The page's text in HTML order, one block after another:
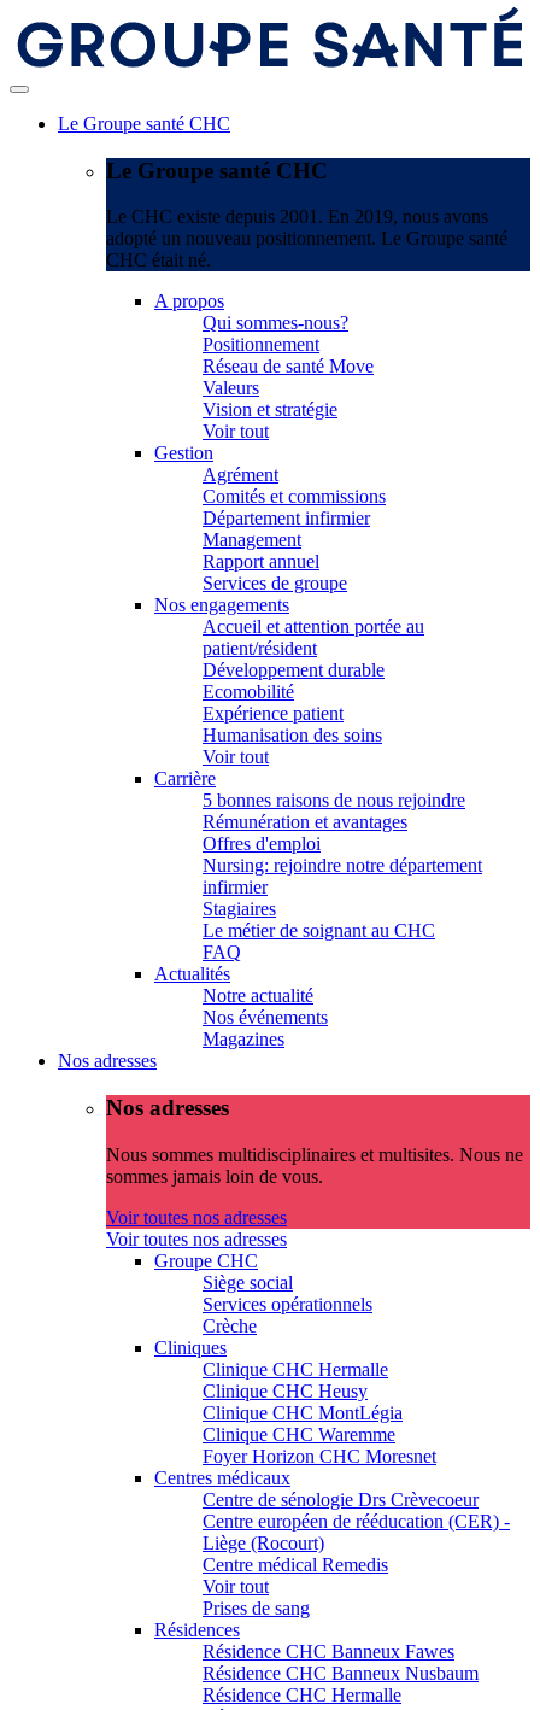
Le Groupe santé CHC
Le Groupe santé CHC
Le CHC existe depuis 2001. En 2019, nous avons
adopté un nouveau positionnement. Le Groupe santé
CHC était né.
A propos
Qui sommes-nous?
Positionnement
Réseau de santé Move
Valeurs
Vision et stratégie
Voir tout
Gestion
Agrément
Comités et commissions
Département infirmier
Management
Rapport annuel
Services de groupe
Nos engagements
Accueil et attention portée au
patient/résident
Développement durable
Ecomobilité
Expérience patient
Humanisation des soins
Voir tout
Carrière
5 bonnes raisons de nous rejoindre
Rémunération et avantages
Offres d'emploi
Nursing: rejoindre notre département
infirmier
Stagiaires
Le métier de soignant au CHC
FAQ
Actualités
Notre actualité
Nos événements
Magazines
Nos adresses
Nos adresses
Nous sommes multidisciplinaires et multisites. Nous ne
sommes jamais loin de vous.
Voir toutes nos adresses
Voir toutes nos adresses
Groupe CHC
Siège social
Services opérationnels
Crèche
Cliniques
Clinique CHC Hermalle
Clinique CHC Heusy
Clinique CHC MontLégia
Clinique CHC Waremme
Foyer Horizon CHC Moresnet
Centres médicaux
Centre de sénologie Drs Crèvecoeur
Centre européen de rééducation (CER) -
Liège (Rocourt)
Centre médical Remedis
Voir tout
Prises de sang
Résidences
Résidence CHC Banneux Fawes
Résidence CHC Banneux Nusbaum
Résidence CHC Hermalle